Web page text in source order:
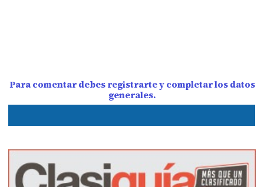
Para comentar debes registrarte y completar los datos
generales.